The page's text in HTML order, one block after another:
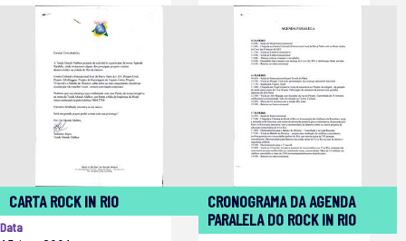
CARTA ROCK IN RIO
Data
CRONOGRAMA DA AGENDA
PARALELA DO ROCK IN RIO